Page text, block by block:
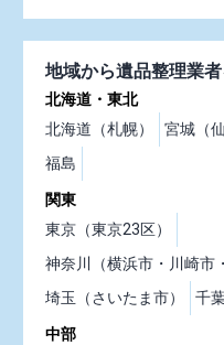
地域から遺品整理業
北海道・東北
北海道（札幌）
宮城（
福島
関東
東京（東京23区）
神奈川（横浜市・川崎市
埼玉（さいたま市）
千
中部